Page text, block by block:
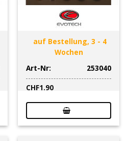
auf Bestellung, 3 - 4
Wochen
Art-Nr:
253040
CHF1.90